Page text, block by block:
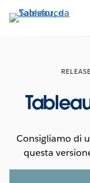
Passa
Consigliamo di
questa